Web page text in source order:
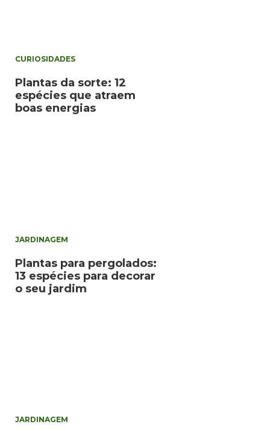
CURIOSIDADES
Plantas da sorte: 12
espécies que atraem
boas energias
JARDINAGEM
Plantas para pergolados:
13 espécies para decorar
o seu jardim
JARDINAGEM